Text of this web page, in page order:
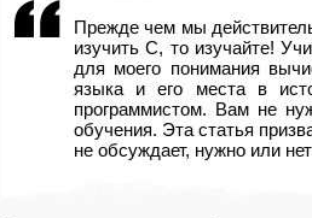
Прежде чем мы
изучить C, то изучайте!
для моего понимания
языка и его места в
программистом. Вам не
обучения. Эта статья
не обсуждает, нужно или